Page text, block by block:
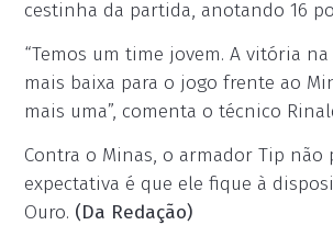
cestinha da partida, anotando 16
“Temos um time jovem. A vitória
mais baixa para o jogo frente ao
mais uma”, comenta o técnico
Contra o Minas, o armador Tip
expectativa é que ele fique à
Ouro. (Da Redação)